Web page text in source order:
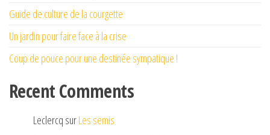
Guide de culture de la courgette
Un jardin pour faire face à la crise
Coup de pouce pour une destinée sympatique !
Recent Comments
Leclercq surLes semis